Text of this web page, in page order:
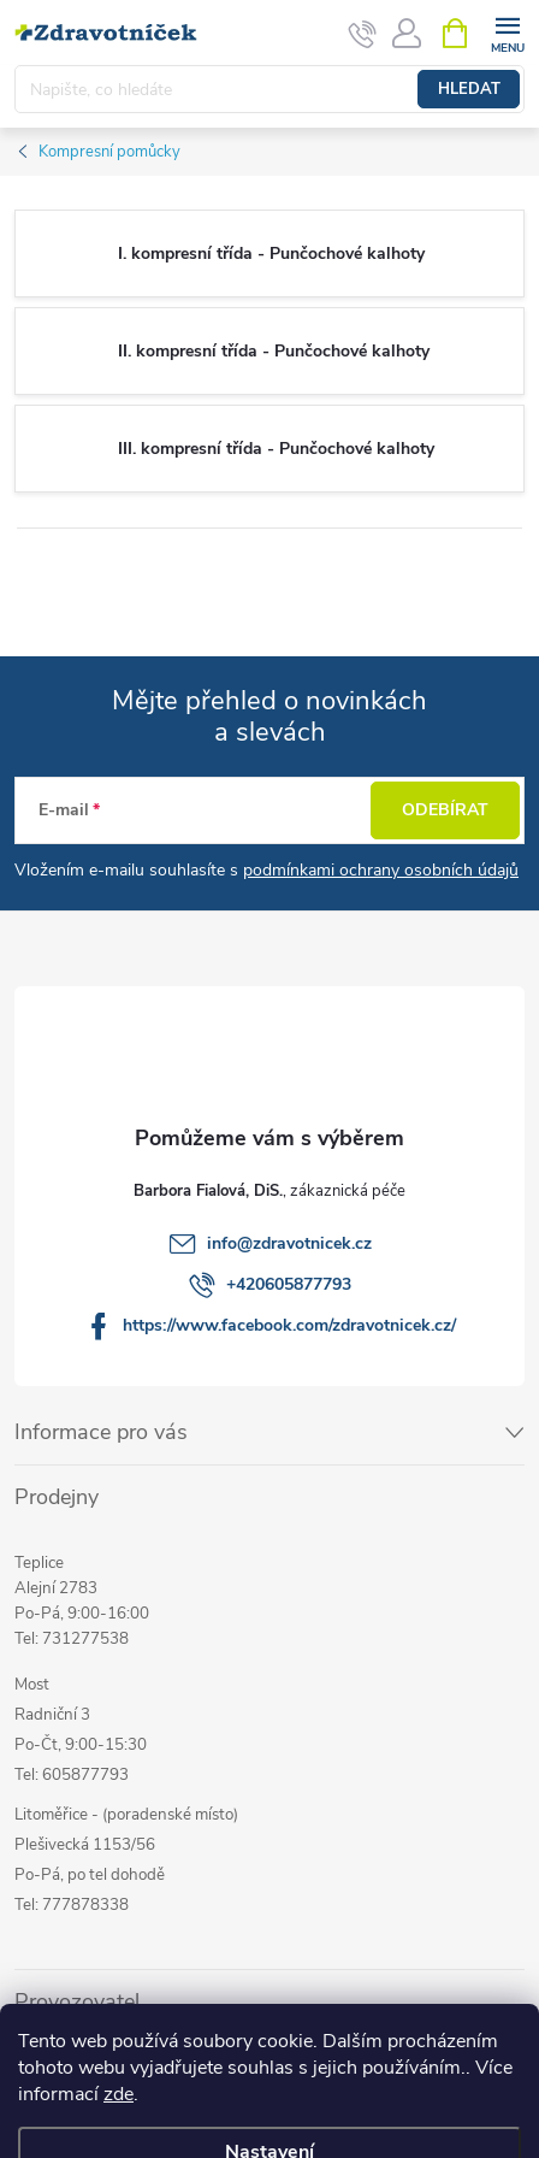
Tento web používá soubory cookie. Dalším procházením
tohoto webu vyjadřujete souhlas s jejich používáním.. Více
informacízde.
Nastavení
HLEDAT
Kompresní pomůcky
I. kompresní třída - Punčochové kalhoty
II. kompresní třída - Punčochové kalhoty
III. kompresní třída - Punčochové kalhoty
Mějte přehled o novinkách
a slevách
E-mail
Vložením e-mailu souhlasíte s podmínkami ochrany osobních údajů
ODEBÍRAT
Informace pro vás
Prodejny
Teplice
Alejní 2783
Po-Pá, 9:00-16:00
Tel: 731277538
Most
Radniční 3
Po-Čt, 9:00-15:30
Tel: 605877793
Litoměřice - (poradenské místo)
Plešivecká 1153/56
Po-Pá, po tel dohodě
Tel: 777878338
Provozovatel
Internetový prodej
Kamenné prodejny
Půjčovna pomůcek
Barbora Fialová, DiS.
info@zdravotnicek.cz
+420605877793
https://www.facebook.com/zdravotnicek.cz/